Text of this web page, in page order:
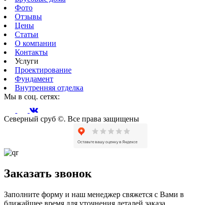
Фото
Отзывы
Цены
Статьи
О компании
Контакты
Услуги
Проектирование
Фундамент
Внутренняя отделка
Мы в соц. сетях:
Северный сруб ©. Все права защищены
Заказать звонок
Заполните форму и наш менеджер свяжется с Вами в
ближайшее время для уточнения деталей заказа